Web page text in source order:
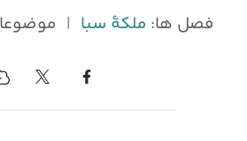
فصل ها: ملکۀ سبا |